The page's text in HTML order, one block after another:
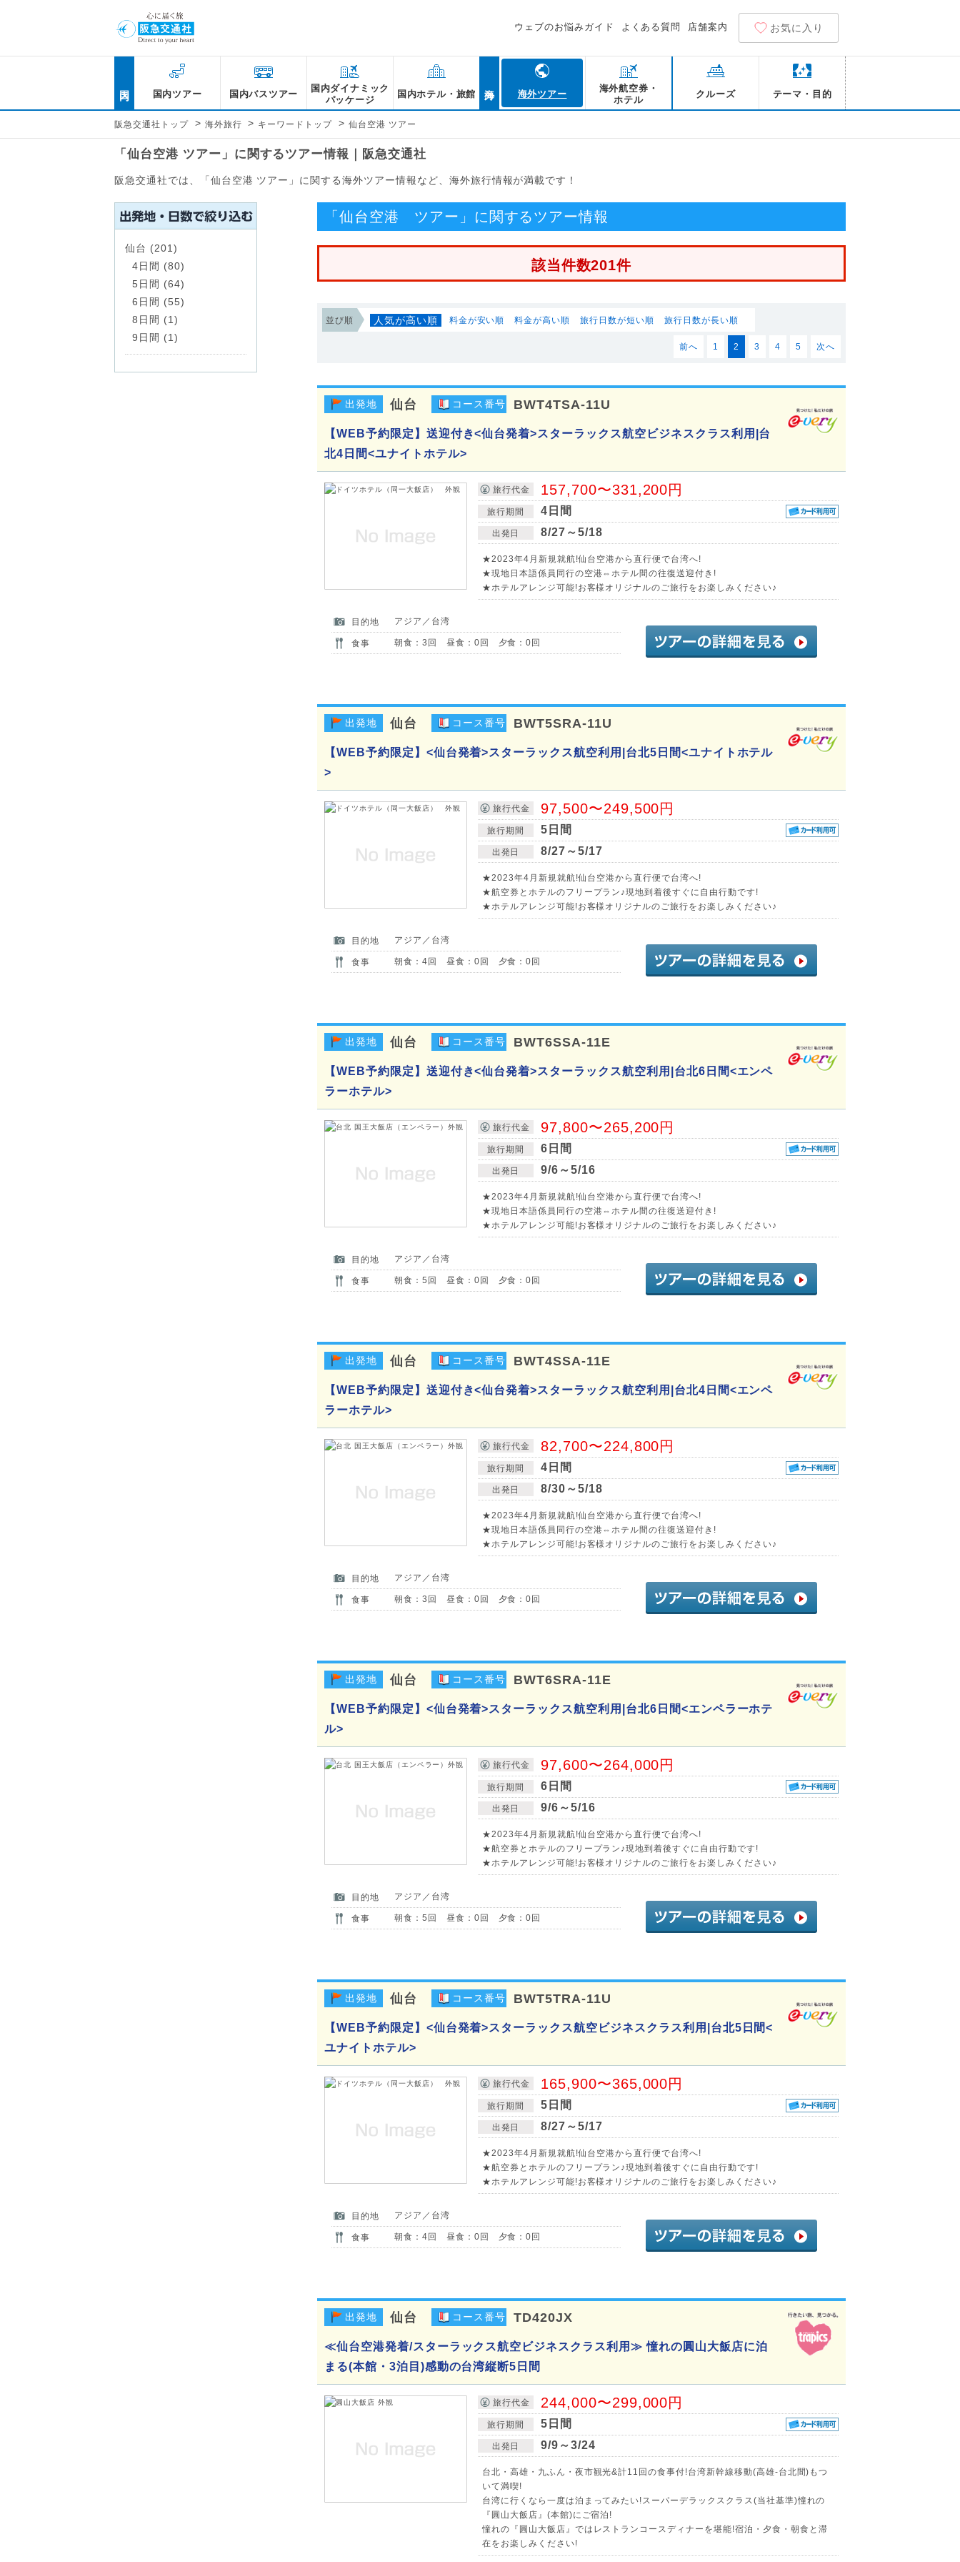
ウェブのお悩みガイド よくある質問 店舗案内 お気に入り
国内ツアー 国内バスツアー
国内ダイナミック
パッケージ
国内ホテル・旅館 海外ツアー
海外航空券・
ホテル
クルーズ テーマ・目的
阪急交通社トップ > 海外旅行 > キーワードトップ > 仙台空港 ツアー
「仙台空港 ツアー」に関するツアー情報｜阪急交通社
阪急交通社では、「仙台空港 ツアー」に関する海外ツアー情報など、海外旅行情報が満載です！
「仙台空港 ツアー」に関するツアー情報
該当件数201件
並び順 人気が高い順 料金が安い順 料金が高い順 旅行日数が短い順 旅行日数が長い順
前へ 1 2 3 4 5 次へ
出発地 仙台 コース番号 BWT4TSA-11U
【WEB予約限定】送迎付き<仙台発着>スターラックス航空ビジネスクラス利用|台
北4日間<ユナイトホテル>
旅行代金 157,700〜331,200円
旅行期間 4日間
出発日 8/27～5/18
★2023年4月新規就航!仙台空港から直行便で台湾へ!
★現地日本語係員同行の空港⇔ホテル間の往復送迎付き!
★ホテルアレンジ可能!お客様オリジナルのご旅行をお楽しみください♪
目的地 アジア／台湾
食事 朝食：3回 昼食：0回 夕食：0回
出発地 仙台 コース番号 BWT5SRA-11U
【WEB予約限定】<仙台発着>スターラックス航空利用|台北5日間<ユナイトホテル
>
旅行代金 97,500〜249,500円
旅行期間 5日間
出発日 8/27～5/17
★2023年4月新規就航!仙台空港から直行便で台湾へ!
★航空券とホテルのフリープラン♪現地到着後すぐに自由行動です!
★ホテルアレンジ可能!お客様オリジナルのご旅行をお楽しみください♪
目的地 アジア／台湾
食事 朝食：4回 昼食：0回 夕食：0回
出発地 仙台 コース番号 BWT6SSA-11E
【WEB予約限定】送迎付き<仙台発着>スターラックス航空利用|台北6日間<エンペ
ラーホテル>
旅行代金 97,800〜265,200円
旅行期間 6日間
出発日 9/6～5/16
★2023年4月新規就航!仙台空港から直行便で台湾へ!
★現地日本語係員同行の空港⇔ホテル間の往復送迎付き!
★ホテルアレンジ可能!お客様オリジナルのご旅行をお楽しみください♪
目的地 アジア／台湾
食事 朝食：5回 昼食：0回 夕食：0回
出発地 仙台 コース番号 BWT4SSA-11E
【WEB予約限定】送迎付き<仙台発着>スターラックス航空利用|台北4日間<エンペ
ラーホテル>
旅行代金 82,700〜224,800円
旅行期間 4日間
出発日 8/30～5/18
★2023年4月新規就航!仙台空港から直行便で台湾へ!
★現地日本語係員同行の空港⇔ホテル間の往復送迎付き!
★ホテルアレンジ可能!お客様オリジナルのご旅行をお楽しみください♪
目的地 アジア／台湾
食事 朝食：3回 昼食：0回 夕食：0回
出発地 仙台 コース番号 BWT6SRA-11E
【WEB予約限定】<仙台発着>スターラックス航空利用|台北6日間<エンペラーホテ
ル>
旅行代金 97,600〜264,000円
旅行期間 6日間
出発日 9/6～5/16
★2023年4月新規就航!仙台空港から直行便で台湾へ!
★航空券とホテルのフリープラン♪現地到着後すぐに自由行動です!
★ホテルアレンジ可能!お客様オリジナルのご旅行をお楽しみください♪
目的地 アジア／台湾
食事 朝食：5回 昼食：0回 夕食：0回
出発地 仙台 コース番号 BWT5TRA-11U
【WEB予約限定】<仙台発着>スターラックス航空ビジネスクラス利用|台北5日間<
ユナイトホテル>
旅行代金 165,900〜365,000円
旅行期間 5日間
出発日 8/27～5/17
★2023年4月新規就航!仙台空港から直行便で台湾へ!
★航空券とホテルのフリープラン♪現地到着後すぐに自由行動です!
★ホテルアレンジ可能!お客様オリジナルのご旅行をお楽しみください♪
目的地 アジア／台湾
食事 朝食：4回 昼食：0回 夕食：0回
出発地 仙台 コース番号 TD420JX
≪仙台空港発着/スターラックス航空ビジネスクラス利用≫ 憧れの圓山大飯店に泊
まる(本館・3泊目)感動の台湾縦断5日間
旅行代金 244,000〜299,000円
旅行期間 5日間
出発日 9/9～3/24
台北・高雄・九ふん・夜市観光&計11回の食事付!台湾新幹線移動(高雄-台北間)もつ
いて満喫!
台湾に行くなら一度は泊まってみたい!スーパーデラックスクラス(当社基準)憧れの
『圓山大飯店』(本館)にご宿泊!
憧れの『圓山大飯店』ではレストランコースディナーを堪能!宿泊・夕食・朝食と滞
在をお楽しみください!
仙台 (201)
4日間 (80)
5日間 (64)
6日間 (55)
8日間 (1)
9日間 (1)